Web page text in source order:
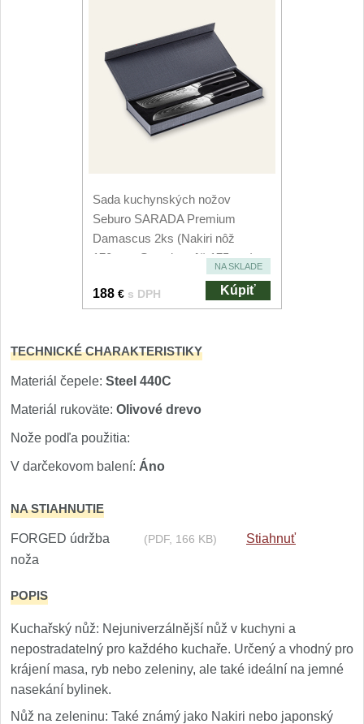
Nože SEBURO
Nože Seburo SARADA 93
Nože Seburo SUBAJA 92
Nože Seburo HOGANI 20
Nože Seburo WEST 21
Nože Tojiro
Nože Tojiro Zen
Nože Samura
Nože Samura MO-V
Brúsky na nože
Doplnky a diely
Dopredaj 11
Sada kuchynských nožov
Seburo SARADA Premium
Damascus 2ks (Nakiri nôž
170mm, Santoku nôž 175mm)
NA SKLADE
188 € s DPH Kúpiť
TECHNICKÉ CHARAKTERISTIKY
Materiál čepele: Steel 440C
Materiál rukoväte: Olivové drevo
Nože podľa použitia:
V darčekovom balení: Áno
NA STIAHNUTIE
FORGED údržba
noža
(PDF, 166 KB) Stiahnuť
POPIS
Kuchařský nůž: Nejuniverzálnější nůž v kuchyni a
nepostradatelný pro každého kuchaře. Určený a vhodný pro
krájení masa, ryb nebo zeleniny, ale také ideální na jemné
nasekání bylinek.
Nůž na zeleninu: Také známý jako Nakiri nebo japonský